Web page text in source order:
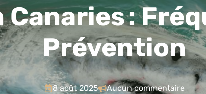
Canaries :
Prévention
8 août 2025 Aucun commentaire